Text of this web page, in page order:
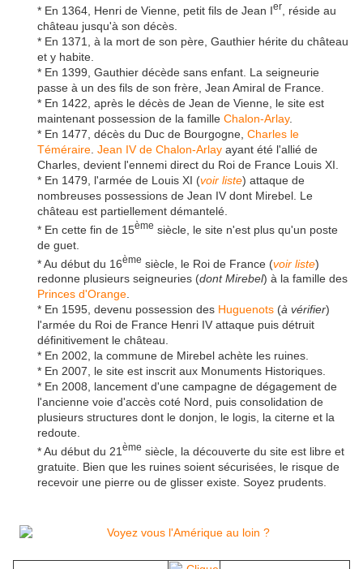
* En 1364, Henri de Vienne, petit fils de Jean Ier
, réside au
château jusqu'à son décès.
* En 1371, à la mort de son père, Gauthier hérite du château
et y habite.
* En 1399, Gauthier décède sans enfant. La seigneurie
passe à un des fils de son frère, Jean Amiral de France.
* En 1422, après le décès de Jean de Vienne, le site est
maintenant possession de la famille Chalon-Arlay.
* En 1477, décès du Duc de Bourgogne, Charles le
Téméraire Jean IV de Chalon-Arlay ayant été l'allié de
Charles, devient l'ennemi direct du Roi de France Louis XI.
* En 1479, l'armée de Louis XI (voir liste) attaque de
nombreuses possessions de Jean IV dont Mirebel. Le
château est partiellement démantelé.
* En cette fin de 15ème siècle, le site n'est plus qu'un poste
de guet.
* Au début du 16ème siècle, le Roi de France (voir liste)
redonne plusieurs seigneuries (dont Mirebel) à la famille des
Princes d'Orange.
* En 1595, devenu possession des Huguenots (à vérifier)
l'armée du Roi de France Henri IV attaque puis détruit
définitivement le château.
* En 2002, la commune de Mirebel achète les ruines.
* En 2007, le site est inscrit aux Monuments Historiques.
* En 2008, lancement d'une campagne de dégagement de
l'ancienne voie d'accès coté Nord, puis consolidation de
plusieurs structures dont le donjon, le logis, la citerne et la
redoute.
* Au début du 21 ème siècle, la découverte du site est libre et
gratuite. Bien que les ruines soient sécurisées, le risque de
recevoir une pierre ou de glisser existe. Soyez prudents.